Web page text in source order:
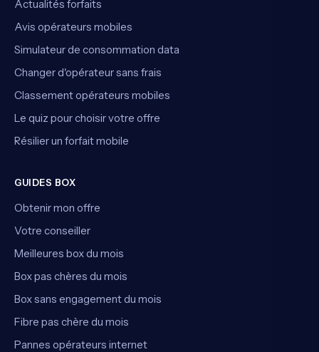
Actualités forfaits
Avis opérateurs mobiles
Simulateur de consommation data
Changer d'opérateur sans frais
Classement opérateurs mobiles
Le quiz pour choisir votre offre
Résilier un forfait mobile
GUIDES BOX
Obtenir mon offre
Votre conseiller
Meilleures box du mois
Box pas chères du mois
Box sans engagement du mois
Fibre pas chère du mois
Pannes opérateurs internet